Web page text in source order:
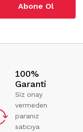
Abone Ol
100%
Garanti
Siz onay
vermeden
paranız
satıcıya